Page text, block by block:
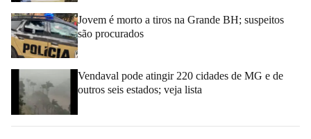
Jovem é morto a tiros na Grande BH; suspeitos
são procurados
Vendaval pode atingir 220 cidades de MG e de
outros seis estados; veja lista